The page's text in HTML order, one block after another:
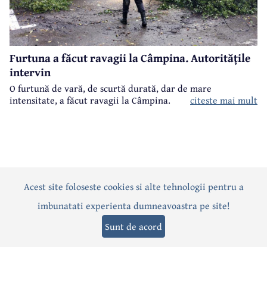
Furtuna a făcut ravagii la Câmpina. Autoritățile
intervin
O furtună de vară, de scurtă durată, dar de mare
intensitate, a făcut ravagii la Câmpina.
citeste mai mult
ActualitatePoliticăSocialEvenimentInterviuri
Editorial Sport Anunțuri
Acest site foloseste cookies si alte tehnologii pentru a
imbunatati experienta dumneavoastra pe site!
Sunt de acord